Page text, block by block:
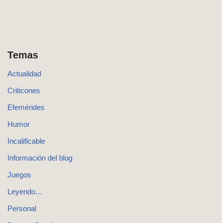
Temas
Actualidad
Criticones
Efemérides
Humor
Incalificable
Información del blog
Juegos
Leyendo…
Personal